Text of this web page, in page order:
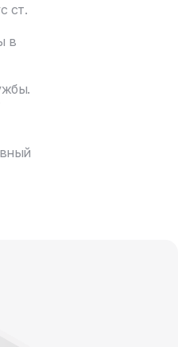
ст.
в